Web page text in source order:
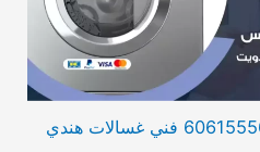
فني تصليح غسالات العيون 60615556 فني غسالات هندي